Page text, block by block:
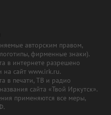
авторским правом,
фирменные знаки).
в интернете разрешено
на сайт www.irk.ru.
в печати, ТВ и радио
сайта «Твой Иркутск».
применяются все меры,